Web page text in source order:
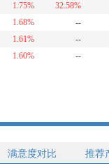
1.75% 32.58%
1.68% --
1.61% --
1.60% --
满意度对比 推荐